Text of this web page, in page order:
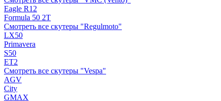
Eagle R12
Formula 50 2Т
Смотреть все скутеры "Regulmoto"
LX50
Primavera
S50
ET2
Смотреть все скутеры "Vespa"
AGV
City
GMAX